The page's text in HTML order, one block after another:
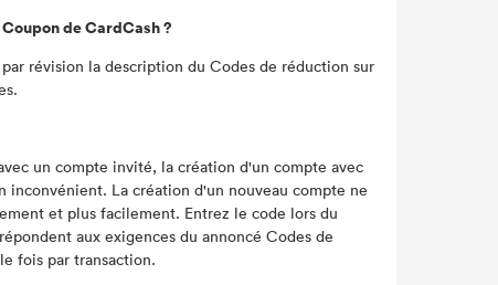
de CardCash ?
révision la description du Codes de réduction sur
un compte invité, la création d'un compte avec
inconvénient. La création d'un nouveau compte ne
et plus facilement. Entrez le code lors du
aux exigences du annoncé Codes de
fois par transaction.